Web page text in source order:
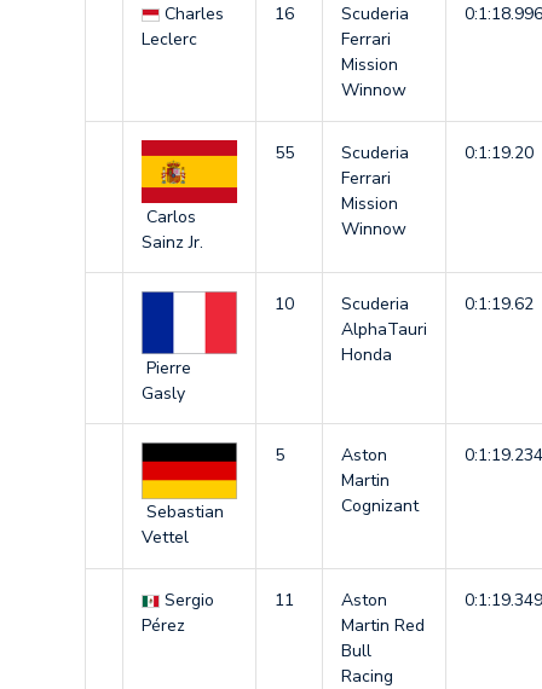
Charles
Leclerc
16
Scuderia
Ferrari
Mission
Winnow
0:1:18.996
Carlos
Sainz Jr.
55
Scuderia
Ferrari
Mission
Winnow
0:1:19.20
Pierre
Gasly
10
Scuderia
AlphaTauri
Honda
0:1:19.62
Sebastian
Vettel
5
Aston
Martin
Cognizant
0:1:19.234
Sergio
Pérez
11
Aston
Martin Red
Bull
Racing
0:1:19.349